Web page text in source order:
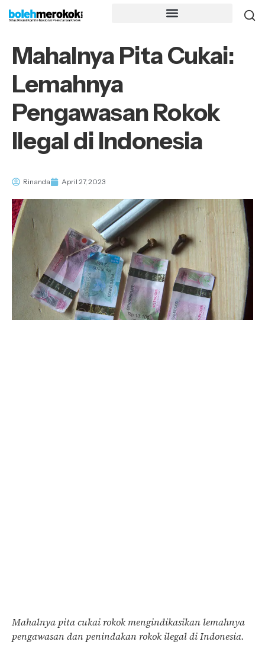
Mahalnya Pita Cukai:
Lemahnya
Pengawasan Rokok
Ilegal di Indonesia
Rinanda April 27, 2023
Mahalnya pita cukai rokok mengindikasikan lemahnya
pengawasan dan penindakan rokok ilegal di Indonesia.